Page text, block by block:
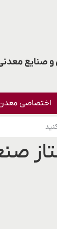
و صنایع
اختصاصی